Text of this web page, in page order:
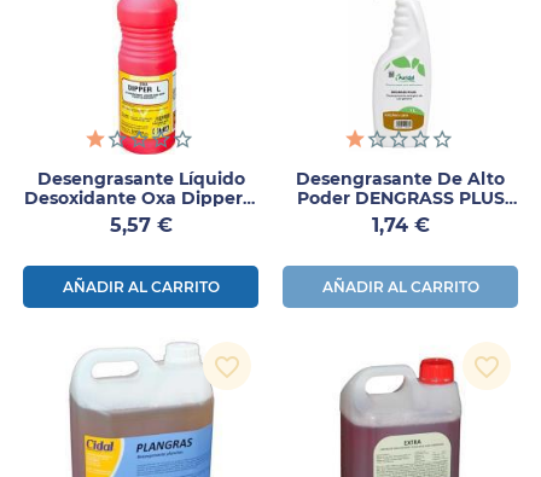
Desengrasante Líquido
Desoxidante Oxa Dipper L
1l
Precio
5,57 €
AÑADIR AL CARRITO
Desengrasante De Alto
Poder DENGRASS PLUS
Auridal 1l
Precio
1,74 €
AÑADIR AL CARRITO
favorite_border favorite_border